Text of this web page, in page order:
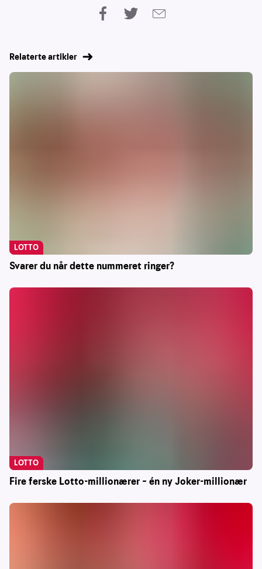
Relaterte artikler
Svarer du når dette nummeret ringer?
LOTTO
Fire ferske Lotto-millionærer – én ny Joker-millionær
LOTTO